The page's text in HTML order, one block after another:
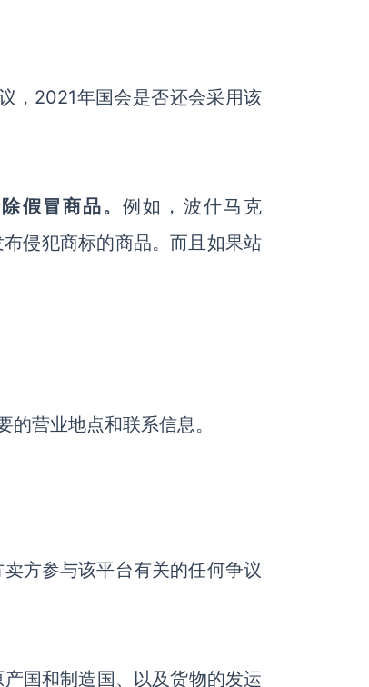
， 2021年国会是否还会采用该
假冒商品。例如， 波什马克
侵犯商标的商品。而且如果站
营业地点和联系信息。
方参与该平台有关的任何争议
国和制造国、 以及货物的发运